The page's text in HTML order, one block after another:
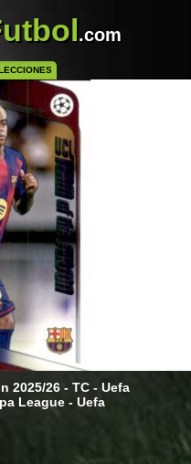
.com
2025/26 - TC - Uefa
League - Uefa